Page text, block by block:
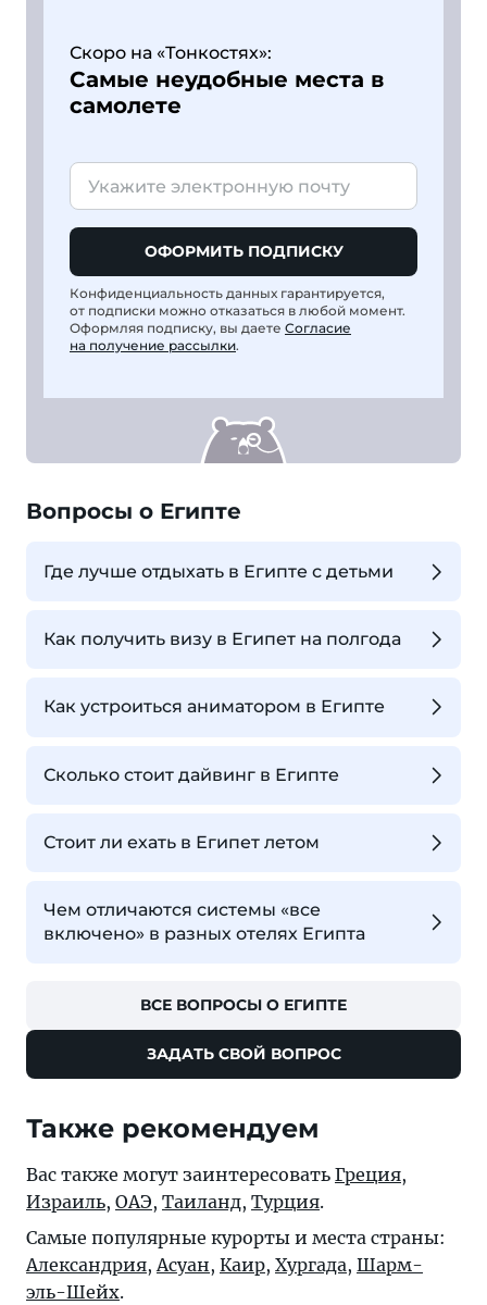
Скоро на «Тонкостях»:
Самые неудобные места в
самолете
ОФОРМИТЬ ПОДПИСКУ
Конфиденциальность данных гарантируется,
от подписки можно отказаться в любой момент.
Оформляя подписку, вы даете Согласие
на получение рассылки.
Вопросы о Египте
Где лучше отдыхать в Египте с детьми
Как получить визу в Египет на полгода
Как устроиться аниматором в Египте
Сколько стоит дайвинг в Египте
Стоит ли ехать в Египет летом
Чем отличаются системы «все
включено» в разных отелях Египта
ВСЕ ВОПРОСЫ О ЕГИПТЕ
ЗАДАТЬ СВОЙ ВОПРОС
Также рекомендуем
Вас также могут заинтересовать Греция,
Израиль, ОАЭ, Таиланд, Турция.
Самые популярные курорты и места страны:
Александрия,Асуан, Каир, Хургада, Шарм-
эль-Шейх.